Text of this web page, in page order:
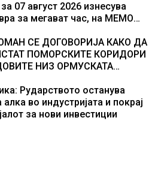
07 август 2026 изнесува
за мегават час, на МЕМО
СЕ ДОГОВОРИЈА КАКО ДА
ПОМОРСКИТЕ КОРИДОРИ
НИЗ ОРМУСКАТА
Рударството останува
алка во индустријата и покрај
за нови инвестиции